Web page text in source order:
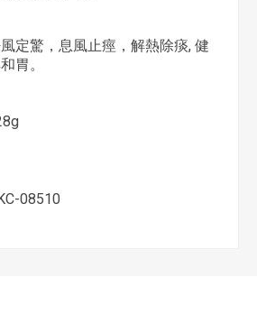
定驚，息風止痙，解熱除痰, 健
胃。
08510